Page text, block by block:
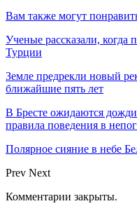
Вам также могут
Ученые рассказали, когда
Турции
Земле предрекли новый
ближайшие пять лет
В Бресте ожидаются
правила поведения в
Полярное сияние в небе
Prev Next
Комментарии закрыты.